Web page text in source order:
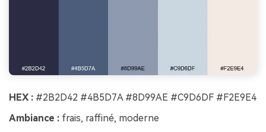
HEX : #2B2D42 #4B5D7A #8D99AE #C9D6DF #F2E9E4
Ambiance : frais, raffiné, moderne